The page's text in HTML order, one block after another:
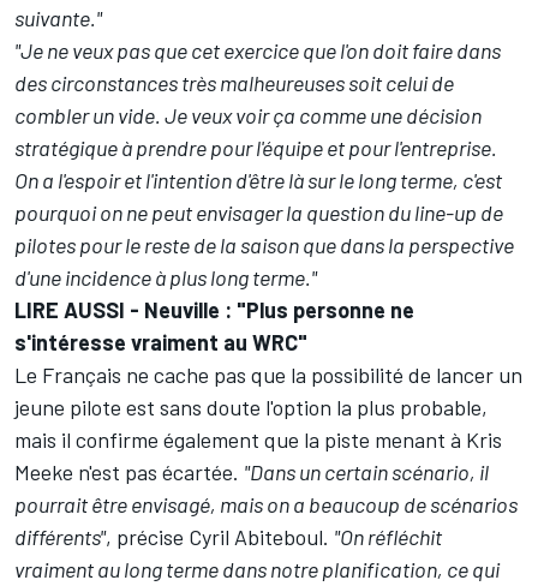
suivante."
"Je ne veux pas que cet exercice que l'on doit faire dans
des circonstances très malheureuses soit celui de
combler un vide. Je veux voir ça comme une décision
stratégique à prendre pour l'équipe et pour l'entreprise.
On a l'espoir et l'intention d'être là sur le long terme, c'est
pourquoi on ne peut envisager la question du line-up de
pilotes pour le reste de la saison que dans la perspective
d'une incidence à plus long terme."
LIRE AUSSI - Neuville : "Plus personne ne
s'intéresse vraiment au WRC"
Le Français ne cache pas que la possibilité de lancer un
jeune pilote est sans doute l'option la plus probable,
mais il confirme également que la piste menant à Kris
Meeke n'est pas écartée. "Dans un certain scénario, il
pourrait être envisagé, mais on a beaucoup de scénarios
différents", précise Cyril Abiteboul. "On réfléchit
vraiment au long terme dans notre planification, ce qui